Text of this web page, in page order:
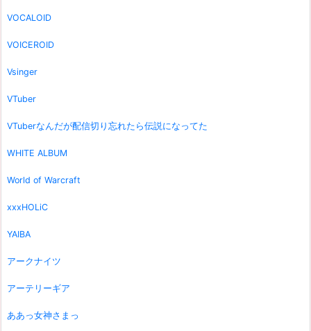
VOCALOID
VOICEROID
Vsinger
VTuber
VTuberなんだが配信切り忘れたら伝説になってた
WHITE ALBUM
World of Warcraft
xxxHOLiC
YAIBA
アークナイツ
アーテリーギア
ああっ女神さまっ